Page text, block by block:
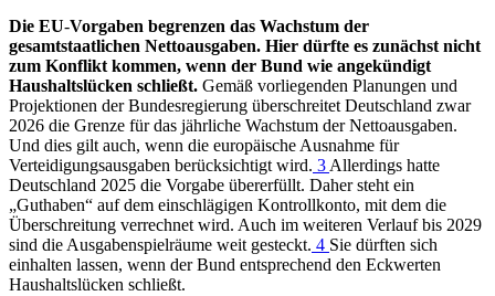
Die EU-Vorgaben begrenzen das Wachstum der
gesamtstaatlichen Nettoausgaben. Hier dürfte es zunächst nicht
zum Konflikt kommen, wenn der Bund wie angekündigt
Haushaltslücken schließt. Gemäß vorliegenden Planungen und
Projektionen der Bundesregierung überschreitet Deutschland zwar
2026 die Grenze für das jährliche Wachstum der Nettoausgaben.
Und dies gilt auch, wenn die europäische Ausnahme für
Verteidigungsausgaben berücksichtigt wird. 3 Allerdings hatte
Deutschland 2025 die Vorgabe übererfüllt. Daher steht ein
„Guthaben“ auf dem einschlägigen Kontrollkonto, mit dem die
Überschreitung verrechnet wird. Auch im weiteren Verlauf bis 2029
sind die Ausgabenspielräume weit gesteckt. 4 Sie dürften sich
einhalten lassen, wenn der Bund entsprechend den Eckwerten
Haushaltslücken schließt.